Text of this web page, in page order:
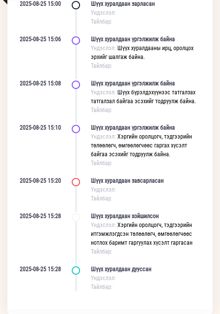
2025-08-25 15:00
Шүүх хуралдаан зарласан
Үндэслэл:
Тайлбар:
2025-08-25 15:06
Шүүх хуралдаан үргэлжилж байна
Үндэслэл: Шүүх хуралдааны ирц, оролцох
эрхийг шалгаж байна.
Тайлбар:
2025-08-25 15:08
Шүүх хуралдаан үргэлжилж байна
Үндэслэл: Шүүх бүрэлдэхүүнээс татгалзах
татгалзал байгаа эсэхийг тодруулж байна.
Тайлбар:
2025-08-25 15:10
Шүүх хуралдаан үргэлжилж байна
Үндэслэл: Хэргийн оролцогч, тэдгээрийн
төлөөлөгч, өмгөөлөгчөөс гаргах хүсэлт
байгаа эсэхийг тодруулж байна.
Тайлбар:
2025-08-25 15:20
Шүүх хуралдаан завсарласан
Үндэслэл:
Тайлбар:
2025-08-25 15:28
Шүүх хуралдаан хойшилсон
Үндэслэл: Хэргийн оролцогч, тэдгээрийн
итгэмжлэгдсэн төлөөлөгч, өмгөөлөгчөөс
нотлох баримт гаргуулах хүсэлт гаргасан
Тайлбар:
2025-08-25 15:28
Шүүх хуралдаан дууссан
Үндэслэл:
Тайлбар: